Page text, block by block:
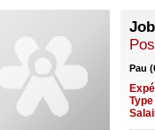
Pau